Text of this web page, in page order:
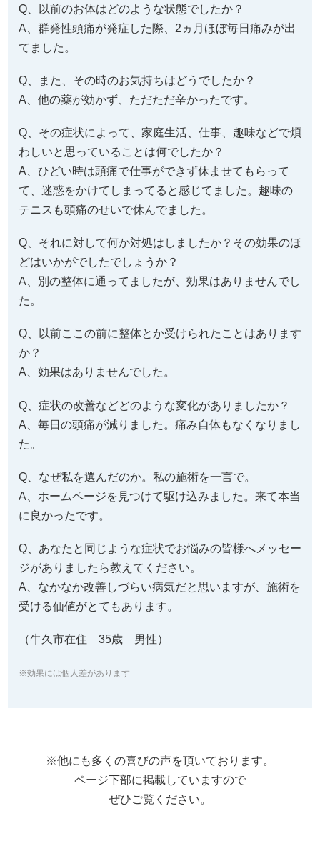
Q、以前のお体はどのような状態でしたか？
A、群発性頭痛が発症した際、2ヵ月ほぼ毎日痛みが出
てました。
Q、また、その時のお気持ちはどうでしたか？
A、他の薬が効かず、ただただ辛かったです。
Q、その症状によって、家庭生活、仕事、趣味などで煩
わしいと思っていることは何でしたか？
A、ひどい時は頭痛で仕事ができず休ませてもらって
て、迷惑をかけてしまってると感じてました。趣味の
テニスも頭痛のせいで休んでました。
Q、それに対して何か対処はしましたか？その効果のほ
どはいかがでしたでしょうか？
A、別の整体に通ってましたが、効果はありませんでし
た。
Q、以前ここの前に整体とか受けられたことはあります
か？
A、効果はありませんでした。
Q、症状の改善などどのような変化がありましたか？
A、毎日の頭痛が減りました。痛み自体もなくなりまし
た。
Q、なぜ私を選んだのか。私の施術を一言で。
A、ホームページを見つけて駆け込みました。来て本当
に良かったです。
Q、あなたと同じような症状でお悩みの皆様へメッセー
ジがありましたら教えてください。
A、なかなか改善しづらい病気だと思いますが、施術を
受ける価値がとてもあります。
（牛久市在住 35歳 男性）
※効果には個人差があります
※他にも多くの喜びの声を頂いております。
ページ下部に掲載していますので
ぜひご覧ください。